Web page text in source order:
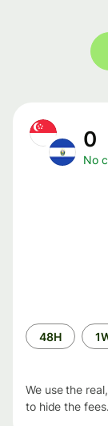
0
No
Time
period
48H
We use the
to hide the fees.